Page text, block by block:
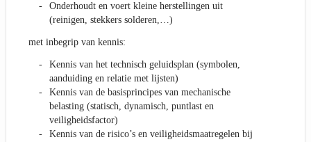
Onderhoudt en voert kleine herstellingen uit
(reinigen, stekkers solderen,…)
met inbegrip van kennis:
Kennis van het technisch geluidsplan (symbolen,
aanduiding en relatie met lijsten)
Kennis van de basisprincipes van mechanische
belasting (statisch, dynamisch, puntlast en
veiligheidsfactor)
Kennis van de risico’s en veiligheidsmaatregelen bij